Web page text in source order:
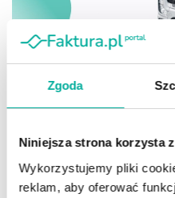
Zgoda
Niniejsza strona korzysta
Wykorzystujemy pliki
reklam, aby oferować